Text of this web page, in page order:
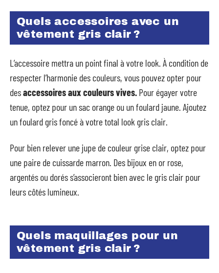
Quels accessoires avec un
vêtement gris clair ?
L’accessoire mettra un point final à votre look. À condition de
respecter l’harmonie des couleurs, vous pouvez opter pour
desaccessoires aux couleurs vives. Pour égayer votre
tenue, optez pour un sac orange ou un foulard jaune. Ajoutez
un foulard gris foncé à votre total look gris clair.
Pour bien relever une jupe de couleur grise clair, optez pour
une paire de cuissarde marron. Des bijoux en or rose,
argentés ou dorés s’associeront bien avec le gris clair pour
leurs côtés lumineux.
Quels maquillages pour un
vêtement gris clair ?